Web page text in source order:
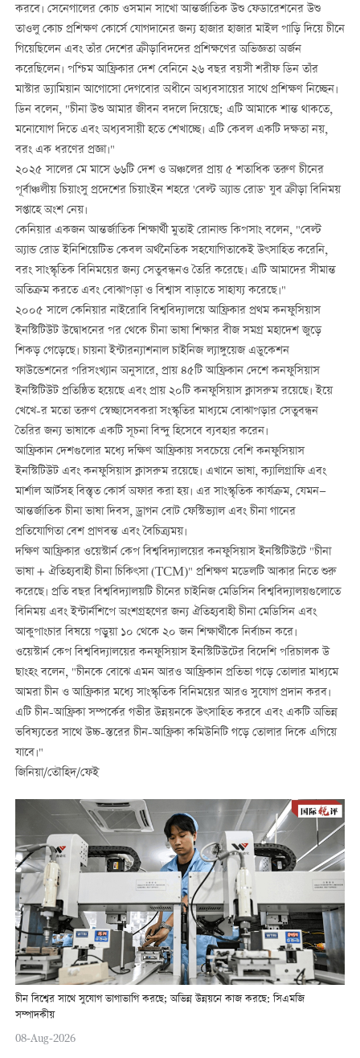
করবে। সেনেগালের কোচ ওসমান সাখো আন্তর্জাতিক উশু ফেডারেশনের উশু
তাওলু কোচ প্রশিক্ষণ কোর্সে যোগদানের জন্য হাজার হাজার মাইল পাড়ি দিয়ে চীনে
গিয়েছিলেন এবং তাঁর দেশের ক্রীড়াবিদদের প্রশিক্ষণের অভিজ্ঞতা অর্জন
করেছিলেন। পশ্চিম আফ্রিকার দেশ বেনিনে ২৬ বছর বয়সী শরীফ ডিন তাঁর
মাস্টার ড্যামিয়ান আগোসো দেগবোর অধীনে অধ্যবসায়ের সাথে প্রশিক্ষণ নিচ্ছেন।
ডিন বলেন, "চীনা উশু আমার জীবন বদলে দিয়েছে; এটি আমাকে শান্ত থাকতে,
মনোযোগ দিতে এবং অধ্যবসায়ী হতে শেখাচ্ছে। এটি কেবল একটি দক্ষতা নয়,
বরং এক ধরণের প্রজ্ঞা।"
২০২৫ সালের মে মাসে ৬৬টি দেশ ও অঞ্চলের প্রায় ৫ শতাধিক তরুণ চীনের
পূর্বাঞ্চলীয় চিয়াংসু প্রদেশের চিয়াংইন শহরে 'বেল্ট অ্যান্ড রোড' যুব ক্রীড়া বিনিময়
সপ্তাহে অংশ নেয়।
কেনিয়ার একজন আন্তর্জাতিক শিক্ষার্থী মুতাই রোনাল্ড কিপসাং বলেন, "বেল্ট
অ্যান্ড রোড ইনিশিয়েটিভ কেবল অর্থনৈতিক সহযোগিতাকেই উৎসাহিত করেনি,
বরং সাংস্কৃতিক বিনিময়ের জন্য সেতুবন্ধনও তৈরি করেছে। এটি আমাদের সীমান্ত
অতিক্রম করতে এবং বোঝাপড়া ও বিশ্বাস বাড়াতে সাহায্য করেছে।"
২০০৫ সালে কেনিয়ার নাইরোবি বিশ্ববিদ্যালয়ে আফ্রিকার প্রথম কনফুসিয়াস
ইনস্টিটিউট উদ্বোধনের পর থেকে চীনা ভাষা শিক্ষার বীজ সমগ্র মহাদেশ জুড়ে
শিকড় গেড়েছে। চায়না ইন্টারন্যাশনাল চাইনিজ ল্যাঙ্গুয়েজ এডুকেশন
ফাউন্ডেশনের পরিসংখ্যান অনুসারে, প্রায় ৪৫টি আফ্রিকান দেশে কনফুসিয়াস
ইনস্টিটিউট প্রতিষ্ঠিত হয়েছে এবং প্রায় ২০টি কনফুসিয়াস ক্লাসরুম রয়েছে। ইয়ে
খেখে-র মতো তরুণ স্বেচ্ছাসেবকরা সংস্কৃতির মাধ্যমে বোঝাপড়ার সেতুবন্ধন
তৈরির জন্য ভাষাকে একটি সূচনা বিন্দু হিসেবে ব্যবহার করেন।
আফ্রিকান দেশগুলোর মধ্যে দক্ষিণ আফ্রিকায় সবচেয়ে বেশি কনফুসিয়াস
ইনস্টিটিউট এবং কনফুসিয়াস ক্লাসরুম রয়েছে। এখানে ভাষা, ক্যালিগ্রাফি এবং
মার্শাল আর্টসহ বিস্তৃত কোর্স অফার করা হয়। এর সাংস্কৃতিক কার্যক্রম, যেমন—
আন্তর্জাতিক চীনা ভাষা দিবস, ড্রাগন বোট ফেস্টিভ্যাল এবং চীনা গানের
প্রতিযোগিতা বেশ প্রাণবন্ত এবং বৈচিত্র্যময়।
দক্ষিণ আফ্রিকার ওয়েস্টার্ন কেপ বিশ্ববিদ্যালয়ের কনফুসিয়াস ইনস্টিটিউটে "চীনা
ভাষা + ঐতিহ্যবাহী চীনা চিকিৎসা (TCM)" প্রশিক্ষণ মডেলটি আকার নিতে শুরু
করেছে। প্রতি বছর বিশ্ববিদ্যালয়টি চীনের চাইনিজ মেডিসিন বিশ্ববিদ্যালয়গুলোতে
বিনিময় এবং ইন্টার্নশিপে অংশগ্রহণের জন্য ঐতিহ্যবাহী চীনা মেডিসিন এবং
আকুপাংচার বিষয়ে পড়ুয়া ১০ থেকে ২০ জন শিক্ষার্থীকে নির্বাচন করে।
ওয়েস্টার্ন কেপ বিশ্ববিদ্যালয়ের কনফুসিয়াস ইনস্টিটিউটের বিদেশি পরিচালক উ
ছাংহং বলেন, "চীনকে বোঝে এমন আরও আফ্রিকান প্রতিভা গড়ে তোলার মাধ্যমে
আমরা চীন ও আফ্রিকার মধ্যে সাংস্কৃতিক বিনিময়ের আরও সুযোগ প্রদান করব।
এটি চীন-আফ্রিকা সম্পর্কের গভীর উন্নয়নকে উৎসাহিত করবে এবং একটি অভিন্ন
ভবিষ্যতের সাথে উচ্চ-স্তরের চীন-আফ্রিকা কমিউনিটি গড়ে তোলার দিকে এগিয়ে
যাবে।"
জিনিয়া/তৌহিদ/ফেই
চীন বিশ্বের সাথে সুযোগ ভাগাভাগি করছে; অভিন্ন উন্নয়নে কাজ করছে: সিএমজি
সম্পাদকীয়
08-Aug-2026